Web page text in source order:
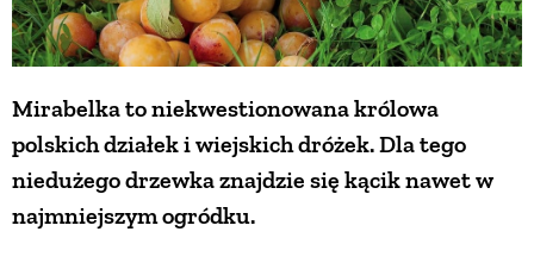
Mirabelka to niekwestionowana królowa
polskich działek i wiejskich dróżek. Dla tego
niedużego drzewka znajdzie się kącik nawet w
najmniejszym ogródku.